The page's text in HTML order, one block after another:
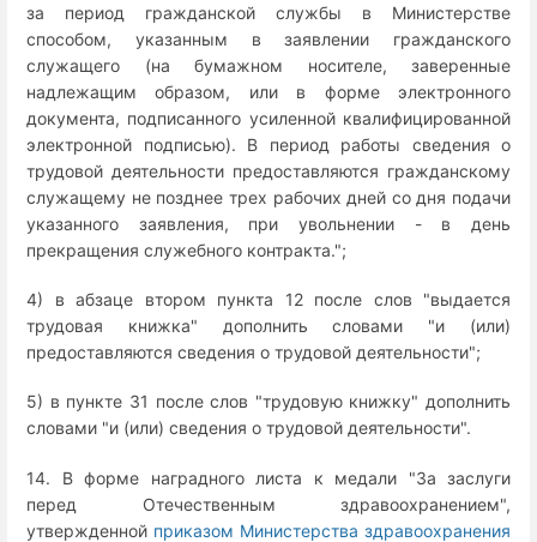
за период гражданской службы в Министерстве
способом, указанным в заявлении гражданского
служащего (на бумажном носителе, заверенные
надлежащим образом, или в форме электронного
документа, подписанного усиленной квалифицированной
электронной подписью). В период работы сведения о
трудовой деятельности предоставляются гражданскому
служащему не позднее трех рабочих дней со дня подачи
указанного заявления, при увольнении - в день
прекращения служебного контракта.";
4) в абзаце втором пункта 12 после слов "выдается
трудовая книжка" дополнить словами "и (или)
предоставляются сведения о трудовой деятельности";
5) в пункте 31 после слов "трудовую книжку" дополнить
словами "и (или) сведения о трудовой деятельности".
14. В форме наградного листа к медали "За заслуги
перед Отечественным здравоохранением",
утвержденной приказом Министерства здравоохранения